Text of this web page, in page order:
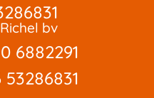
Richel bv
6882291